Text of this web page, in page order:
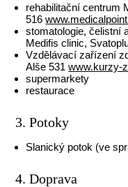
rehabilitační centrum
516
stomatologie, čelistní
Medifis clinic,
Vzdělávací zařízení
Alše 531www.kurzy-
supermarkety
restaurace
3. Potoky
Slanický potok (ve
4. Doprava